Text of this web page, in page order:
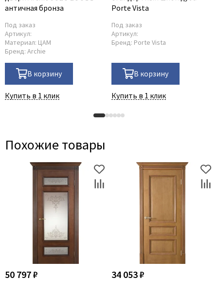
античная бронза
Под заказ
Артикул:
Материал: ЦАМ
Бренд: Archie
В корзину
Купить в 1 клик
Porte Vista
Под заказ
Артикул:
Бренд: Porte Vista
В корзину
Купить в 1 клик
Похожие товары
50 797 ₽ 34 053 ₽